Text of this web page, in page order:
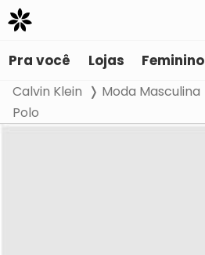
Pra você Lojas Feminino
Calvin Klein Moda Masculina
Polo